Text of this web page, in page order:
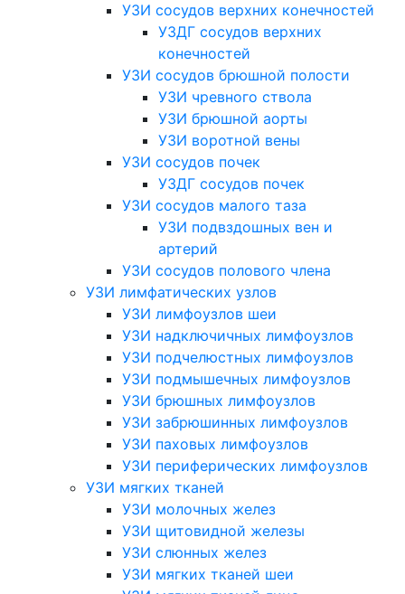
УЗИ сосудов верхних конечностей
УЗДГ сосудов верхних
конечностей
УЗИ сосудов брюшной полости
УЗИ чревного ствола
УЗИ брюшной аорты
УЗИ воротной вены
УЗИ сосудов почек
УЗДГ сосудов почек
УЗИ сосудов малого таза
УЗИ подвздошных вен и
артерий
УЗИ сосудов полового члена
УЗИ лимфатических узлов
УЗИ лимфоузлов шеи
УЗИ надключичных лимфоузлов
УЗИ подчелюстных лимфоузлов
УЗИ подмышечных лимфоузлов
УЗИ брюшных лимфоузлов
УЗИ забрюшинных лимфоузлов
УЗИ паховых лимфоузлов
УЗИ периферических лимфоузлов
УЗИ мягких тканей
УЗИ молочных желез
УЗИ щитовидной железы
УЗИ слюнных желез
УЗИ мягких тканей шеи